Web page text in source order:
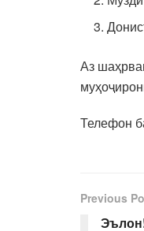
Аз
Телефон
Previous